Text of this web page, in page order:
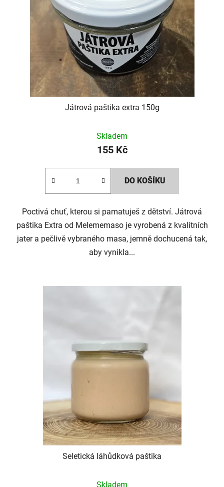
Játrová paštika extra 150g
Skladem
155 Kč
DO KOŠÍKU
Poctivá chuť, kterou si pamatuješ z dětství. Játrová
paštika Extra od Melememaso je vyrobená z kvalitních
jater a pečlivě vybraného masa, jemně dochucená tak,
aby vynikla...
Seletická láhůdková paštika
Skladem